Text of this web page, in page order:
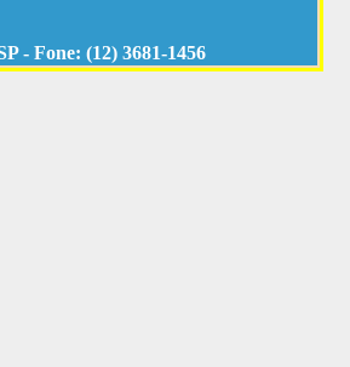
- Fone: (12) 3681-1456